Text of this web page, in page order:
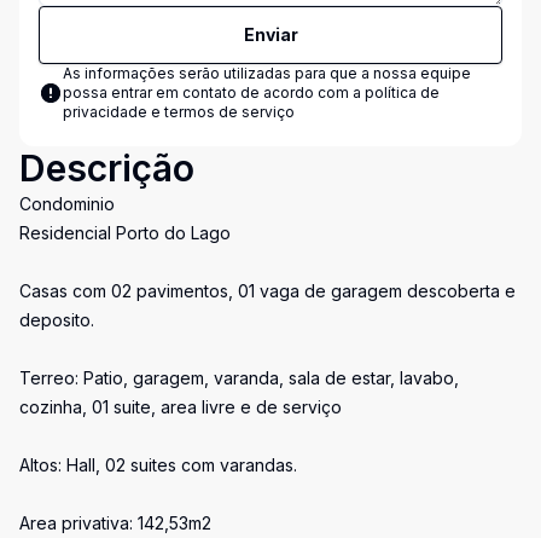
Enviar
As informações serão utilizadas para que a nossa equipe
possa entrar em contato de acordo com a política de
privacidade e termos de serviço
Descrição
Condominio
Residencial Porto do Lago
Casas com 02 pavimentos, 01 vaga de garagem descoberta e
deposito.
Terreo: Patio, garagem, varanda, sala de estar, lavabo,
cozinha, 01 suite, area livre e de serviço
Altos: Hall, 02 suites com varandas.
Area privativa: 142,53m2